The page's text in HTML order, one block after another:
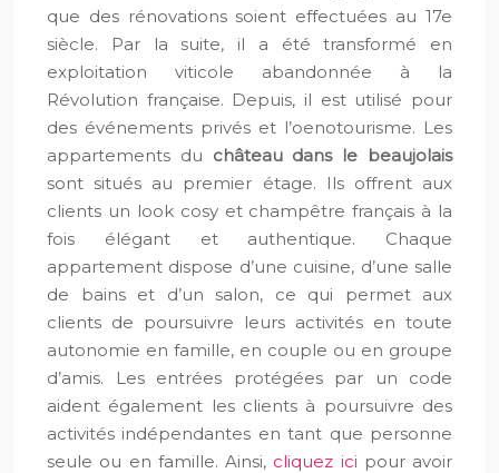
que des rénovations soient effectuées au 17e
siècle. Par la suite, il a été transformé en
exploitation viticole abandonnée à la
Révolution française. Depuis, il est utilisé pour
des événements privés et l’oenotourisme. Les
appartements du château dans le beaujolais
sont situés au premier étage. Ils offrent aux
clients un look cosy et champêtre français à la
fois élégant et authentique. Chaque
appartement dispose d’une cuisine, d’une salle
de bains et d’un salon, ce qui permet aux
clients de poursuivre leurs activités en toute
autonomie en famille, en couple ou en groupe
d’amis. Les entrées protégées par un code
aident également les clients à poursuivre des
activités indépendantes en tant que personne
seule ou en famille. Ainsi, cliquez ici pour avoir